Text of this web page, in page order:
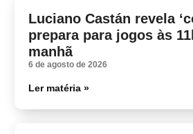
Luciano Castán revela
prepara para jogos às
manhã
6 de agosto de 2026
Ler matéria »